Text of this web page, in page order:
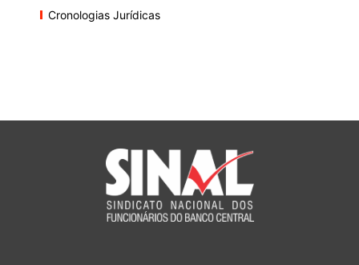
Cronologias Jurídicas